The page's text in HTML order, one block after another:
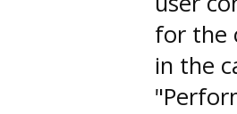
for the
in the